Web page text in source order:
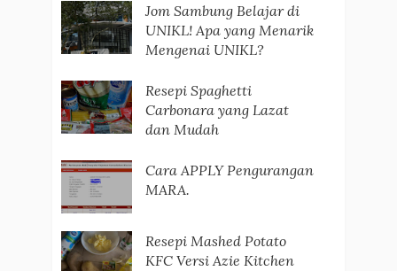
Jom Sambung Belajar di
UNIKL! Apa yang Menarik
Mengenai UNIKL?
Resepi Spaghetti
Carbonara yang Lazat
dan Mudah
Cara APPLY Pengurangan
MARA.
Resepi Mashed Potato
KFC Versi Azie Kitchen